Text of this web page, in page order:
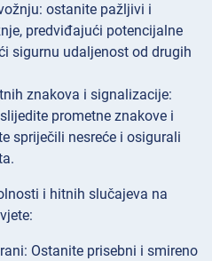
ostanite pažljivi i
predviđajući potencijalne
sigurnu udaljenost od drugih
znakova i signalizacije:
prometne znakove i
spriječili nesreće i osigurali
i hitnih slučajeva na
Ostanite prisebni i smireno